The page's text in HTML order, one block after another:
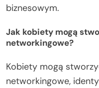
biznesowym.
Jak kobiety mogą
networkingowe?
Kobiety mogą
networkingowe,